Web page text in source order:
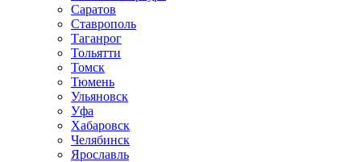
Саратов
Ставрополь
Таганрог
Тольятти
Томск
Тюмень
Ульяновск
Уфа
Хабаровск
Челябинск
Ярославль